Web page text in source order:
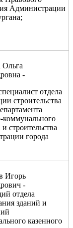
Администрации
Ольга
-
отдела
строительства
и строительства
города
Игорь
-
отдела
зданий и
казенного